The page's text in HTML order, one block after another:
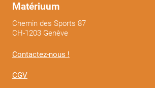
Matériuum
Chemin des Sports 87
CH-1203 Genève
Contactez-nous !
CGV